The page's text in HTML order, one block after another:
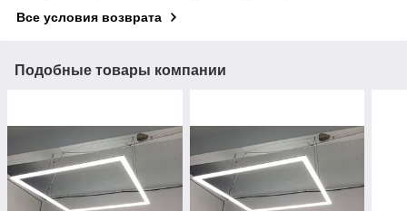
Все условия возврата
Подобные товары компании